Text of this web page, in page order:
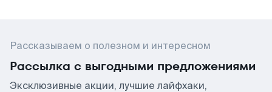
Рассказываем о полезном и интересном
Рассылка с выгодными предложениями
Эксклюзивные акции, лучшие лайфхаки,